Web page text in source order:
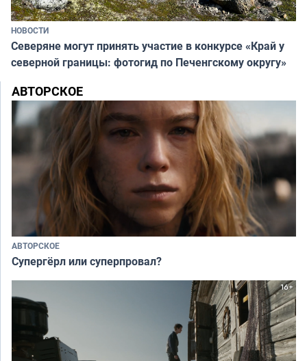
НОВОСТИ
Северяне могут принять участие в конкурсе «Край у
северной границы: фотогид по Печенгскому округу»
АВТОРСКОЕ
АВТОРСКОЕ
Супергёрл или суперпровал?